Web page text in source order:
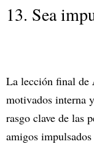
13. Sea
La lección final de
motivados interna
rasgo clave de las
amigos